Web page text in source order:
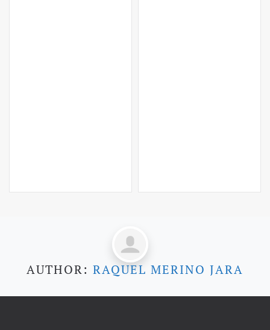
AUTHOR: RAQUEL MERINO JARA